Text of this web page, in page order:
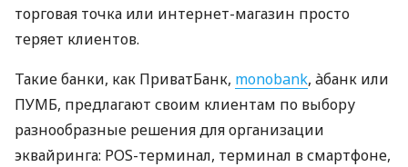
торговая точка или интернет-магазин просто
теряет клиентов.
Такие банки, как ПриватБанк, monobank, àбанк или
ПУМБ, предлагают своим клиентам по выбору
разнообразные решения для организации
эквайринга: POS-терминал, терминал в смартфоне,